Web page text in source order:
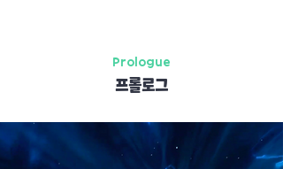
Prologue
프롤로그